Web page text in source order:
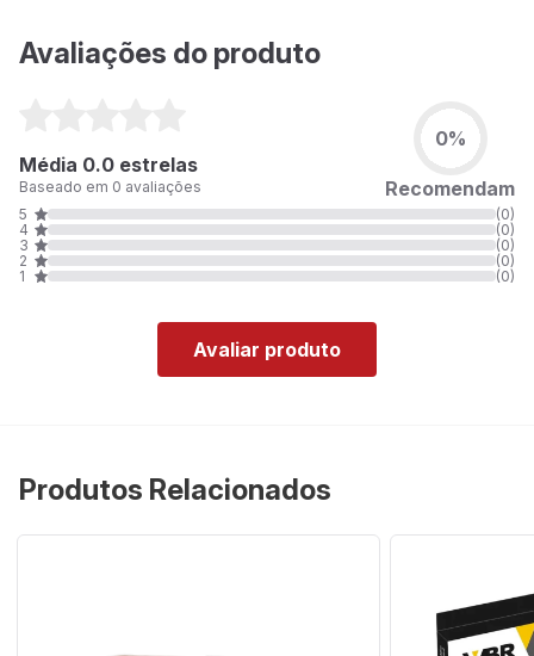
Avaliações do produto
Média 0.0 estrelas
Baseado em 0 avaliações
0%
Recomendam
5
(0)
4
(0)
3
(0)
2
(0)
1
(0)
Avaliar produto
Produtos Relacionados